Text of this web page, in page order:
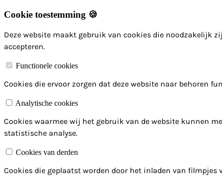
Cookie toestemming 🍪
Deze website maakt gebruik van cookies die noodzakelijk
accepteren.
Functionele cookies
Cookies die ervoor zorgen dat deze website naar behoren
Analytische cookies
Cookies waarmee wij het gebruik van de website kunnen
statistische analyse.
Cookies van derden
Cookies die geplaatst worden door het inladen van filmpjes